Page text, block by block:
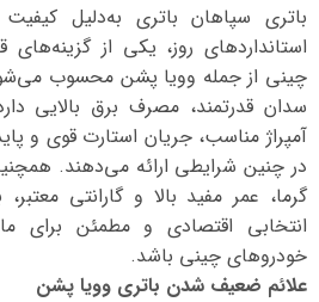
باتری سپاهان باتری به‌دلیل
استانداردهای روز، یکی از گزینه‌های
چینی از جمله وویا پشن محسوب
سدان قدرتمند، مصرف برق بالایی
آمپراژ مناسب، جریان استارت قوی و
در چنین شرایطی ارائه می‌دهند.
گرما، عمر مفید بالا و گارانتی
انتخابی اقتصادی و مطمئن برای
خودروهای چینی باشد.
علائم ضعیف شدن باتری وویا پشن